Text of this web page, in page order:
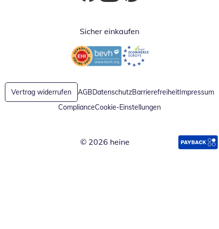
Öffnet in neuem Fenster
Öffnet in neuem Fenster
Öffnet in neuem Fenster
Sicher einkaufen
Öffnet in neuem FensterÖffnet in neuem Fenster
Vertrag widerrufen AGBDatenschutzBarrierefreiheitImpressum
ComplianceCookie-Einstellungen
© 2026 heine